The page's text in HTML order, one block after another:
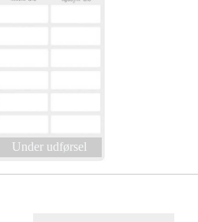
Under udførsel